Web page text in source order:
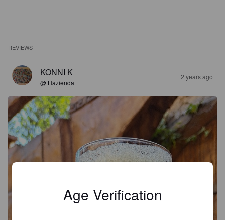
REVIEWS
KONNI K
@ Hazienda
2 years ago
Age Verification